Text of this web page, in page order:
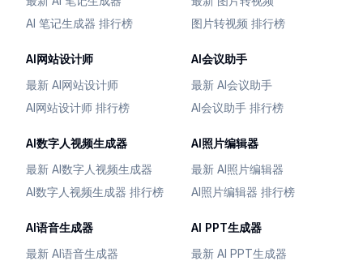
AI 笔记生成器 排行榜
图片转视频 排行榜
AI网站设计师
最新 AI网站设计师
AI网站设计师 排行榜
AI会议助手
最新 AI会议助手
AI会议助手 排行榜
AI数字人视频生成器
最新 AI数字人视频生成器
AI数字人视频生成器 排行榜
AI照片编辑器
最新 AI照片编辑器
AI照片编辑器 排行榜
AI语音生成器
最新 AI语音生成器
AI PPT生成器
最新 AI PPT生成器